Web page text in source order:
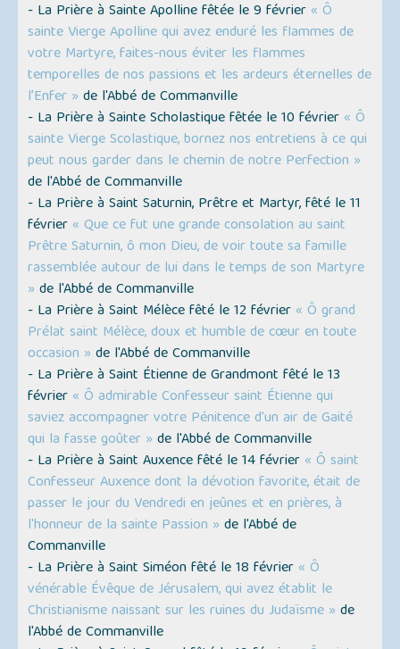
- La Prière à Sainte Apolline fêtée le 9 février « Ô
sainte Vierge Apolline qui avez enduré les flammes de
votre Martyre, faites-nous éviter les flammes
temporelles de nos passions et les ardeurs éternelles de
l’Enfer » de l'Abbé de Commanville
- La Prière à Sainte Scholastique fêtée le 10 février « Ô
sainte Vierge Scolastique, bornez nos entretiens à ce qui
peut nous garder dans le chemin de notre Perfection »
de l'Abbé de Commanville
- La Prière à Saint Saturnin, Prêtre et Martyr, fêté le 11
février « Que ce fut une grande consolation au saint
Prêtre Saturnin, ô mon Dieu, de voir toute sa famille
rassemblée autour de lui dans le temps de son Martyre
» de l'Abbé de Commanville
- La Prière à Saint Mélèce fêté le 12 février « Ô grand
Prélat saint Mélèce, doux et humble de cœur en toute
occasion » de l'Abbé de Commanville
- La Prière à Saint Étienne de Grandmont fêté le 13
février « Ô admirable Confesseur saint Étienne qui
saviez accompagner votre Pénitence d'un air de Gaité
qui la fasse goûter » de l'Abbé de Commanville
- La Prière à Saint Auxence fêté le 14 février « Ô saint
Confesseur Auxence dont la dévotion favorite, était de
passer le jour du Vendredi en jeûnes et en prières, à
l'honneur de la sainte Passion » de l'Abbé de
Commanville
- La Prière à Saint Siméon fêté le 18 février « Ô
vénérable Évêque de Jérusalem, qui avez établit le
Christianisme naissant sur les ruines du Judaïsme » de
l'Abbé de Commanville